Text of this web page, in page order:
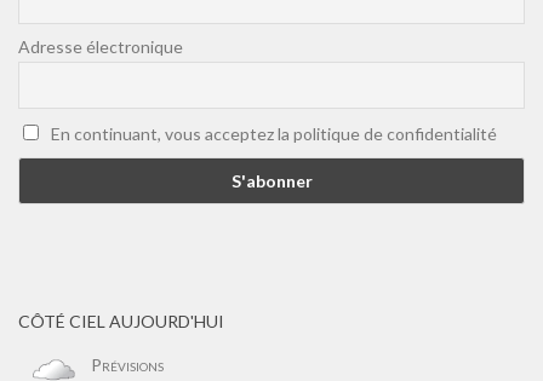
Adresse électronique
En continuant, vous acceptez la politique de confidentialité
CÔTÉ CIEL AUJOURD'HUI
Prévisions